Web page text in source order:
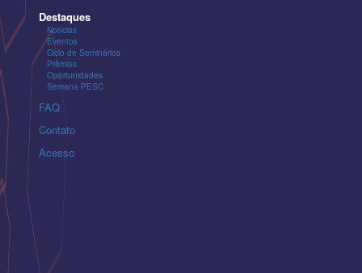
Destaques
Notícias
Eventos
Ciclo de Seminários
Prêmios
Oportunidades
Semana PESC
FAQ
Contato
Acesso